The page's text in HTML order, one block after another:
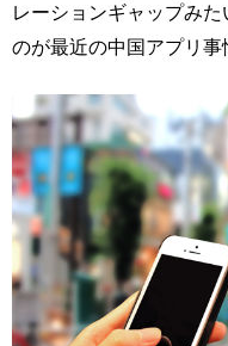
レーションギャップみ
のが最近の中国アプリ事